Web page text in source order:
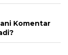
Komentar